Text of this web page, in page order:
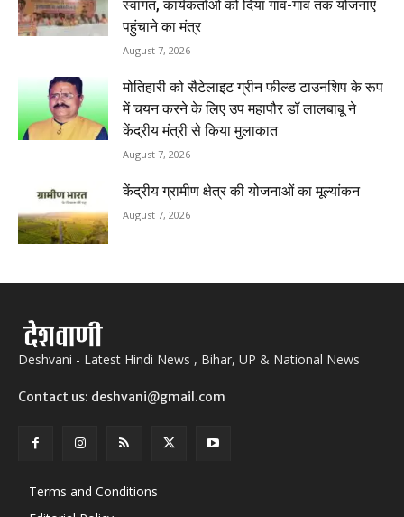
स्वागत, कार्यकर्ताओं को दिया गांव-गांव तक योजनाएं
पहुंचाने का मंत्र
August 7, 2026
मोतिहारी को सैटेलाइट ग्रीन फील्ड टाउनशिप के रूप
में चयन करने के लिए उप महापौर डॉ लालबाबू ने
केंद्रीय मंत्री से किया मुलाकात
August 7, 2026
केंद्रीय ग्रामीण क्षेत्र की योजनाओं का मूल्यांकन
August 7, 2026
Deshvani - Latest Hindi News , Bihar, UP & National News
Contact us: deshvani@gmail.com
Terms and Conditions